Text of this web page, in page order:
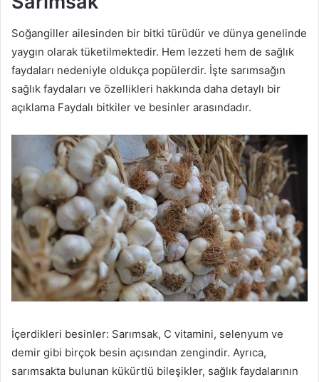
Soğangiller ailesinden bir bitki türüdür ve dünya genelinde
yaygın olarak tüketilmektedir. Hem lezzeti hem de sağlık
faydaları nedeniyle oldukça popülerdir. İşte sarımsağın
sağlık faydaları ve özellikleri hakkında daha detaylı bir
açıklama Faydalı bitkiler ve besinler arasındadır.
İçerdikleri besinler: Sarımsak, C vitamini, selenyum ve
demir gibi birçok besin açısından zengindir. Ayrıca,
sarımsakta bulunan kükürtlü bileşikler, sağlık faydalarının